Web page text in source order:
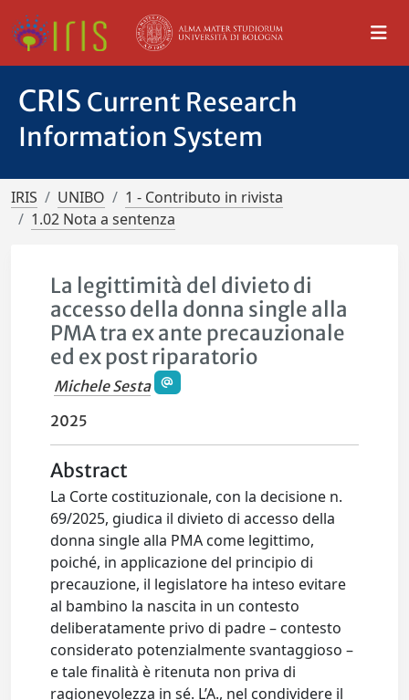
CRIS Current Research
Information System
IRIS UNIBO
1 - Contributo in rivista
1.02 Nota a sentenza
La legittimità del divieto di
accesso della donna single alla
PMA tra ex ante precauzionale
ed ex post riparatorio
Michele Sesta
2025
Abstract
La Corte costituzionale, con la decisione n.
69/2025, giudica il divieto di accesso della
donna single alla PMA come legittimo,
poiché, in applicazione del principio di
precauzione, il legislatore ha inteso evitare
al bambino la nascita in un contesto
deliberatamente privo di padre – contesto
considerato potenzialmente svantaggioso –
e tale finalità è ritenuta non priva di
ragionevolezza in sé. L’A., nel condividere il